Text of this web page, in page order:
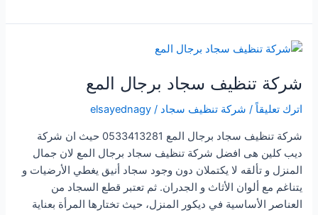
سجاد
بالقنفذه
شركة تنظيف سجاد برجال المع
اترك تعليقاً / شركة تنظيف سجاد /
elsayednagy
شركة تنظيف سجاد برجال المع 0533413281 حيث ان شركة
ديب كلين هى افضل شركة تنظيف سجاد برجال المع لان جمال
المنزل و تألقه لا يكتملان دون وجود سجاد أنيق يغطي الأرضيات و
يتناغم مع ألوان الأثاث و الجدران. ثم تعتبر قطع السجاد من
العناصر الأساسية في ديكور المنزل، حيث تختارها المرأة بعناية